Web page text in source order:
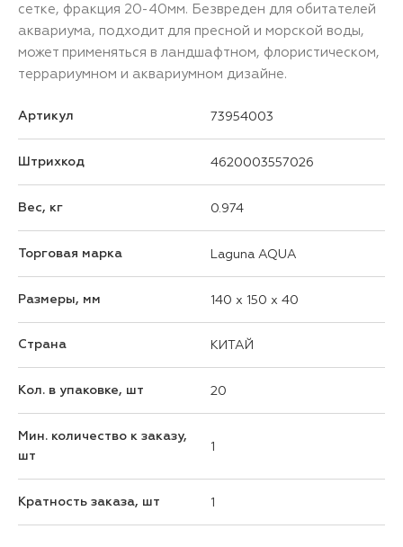
сетке, фракция 20-40мм. Безвреден для обитателей
аквариума, подходит для пресной и морской воды,
может применяться в ландшафтном, флористическом,
террариумном и аквариумном дизайне.
Артикул 73954003
Штрихкод 4620003557026
Вес, кг 0.974
Торговая марка Laguna AQUA
Размеры, мм 140 x 150 x 40
Страна КИТАЙ
Кол. в упаковке, шт 20
Мин. количество к заказу,
шт
1
Кратность заказа, шт 1